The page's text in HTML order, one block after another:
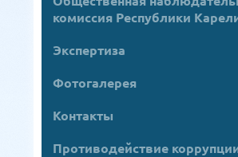
комиссия Республики
Экспертиза
Фотогалерея
Контакты
Противодействие